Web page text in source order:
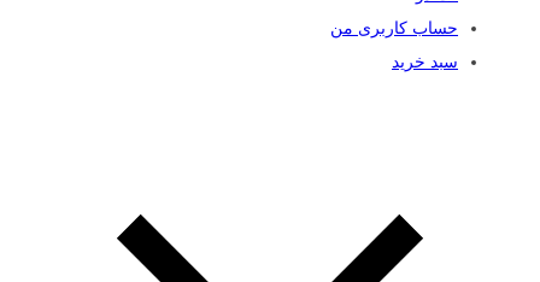
حساب کاربری من
سبد خرید